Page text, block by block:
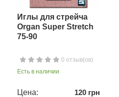
Иглы для стрейча
Organ Super Stretch
75-90
0 отзыв(ов)
Есть в наличии
Цена: 120 грн